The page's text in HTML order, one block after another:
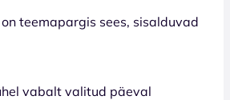
teemapargis sees, sisalduvad
vabalt valitud päeval